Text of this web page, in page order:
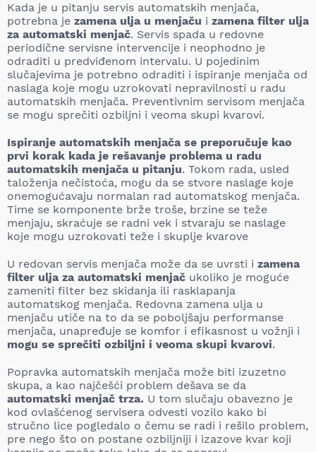
Kada je u pitanju servis automatskih menjača,
potrebna je zamena ulja u menjaču i zamena filter ulja
za automatski menjač. Servis spada u redovne
periodične servisne intervencije i neophodno je
odraditi u predviđenom intervalu. U pojedinim
slučajevima je potrebno odraditi i ispiranje menjača od
naslaga koje mogu uzrokovati nepravilnosti u radu
automatskih menjača. Preventivnim servisom menjača
se mogu sprečiti ozbiljni i veoma skupi kvarovi.
Ispiranje automatskih menjača se preporučuje kao
prvi korak kada je rešavanje problema u radu
automatskih menjača u pitanju. Tokom rada, usled
taloženja nečistoća, mogu da se stvore naslage koje
onemogućavaju normalan rad automatskog menjača.
Time se komponente brže troše, brzine se teže
menjaju, skraćuje se radni vek i stvaraju se naslage
koje mogu uzrokovati teže i skuplje kvarove
U redovan servis menjača može da se uvrsti i zamena
filter ulja za automatski menjač ukoliko je moguće
zameniti filter bez skidanja ili rasklapanja
automatskog menjača. Redovna zamena ulja u
menjaču utiče na to da se poboljšaju performanse
menjača, unapređuje se komfor i efikasnost u vožnji i
mogu se sprečiti ozbiljni i veoma skupi kvarovi.
Popravka automatskih menjača može biti izuzetno
skupa, a kao najčešći problem dešava se da
automatski menjač trza. U tom slučaju obavezno je
kod ovlašćenog servisera odvesti vozilo kako bi
stručno lice pogledalo o čemu se radi i rešilo problem,
pre nego što on postane ozbiljniji i izazove kvar koji